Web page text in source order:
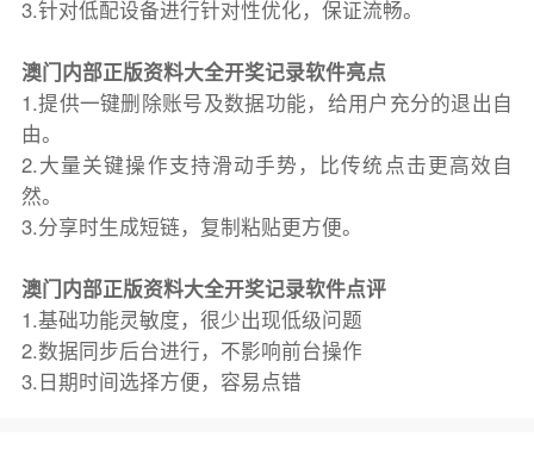
3.针对低配设备进行针对性优化，保证流畅。
澳门内部正版资料大全开奖记录软件亮点
1.提供一键删除账号及数据功能，给用户充分的退出自
由。
2.大量关键操作支持滑动手势，比传统点击更高效自
然。
3.分享时生成短链，复制粘贴更方便。
澳门内部正版资料大全开奖记录软件点评
1.基础功能灵敏度，很少出现低级问题
2.数据同步后台进行，不影响前台操作
3.日期时间选择方便，容易点错